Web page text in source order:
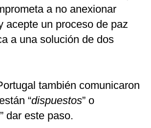
a no anexionar
acepte un proceso de paz
a una solución de dos
también comunicaron
“dispuestos” o
” dar este paso.